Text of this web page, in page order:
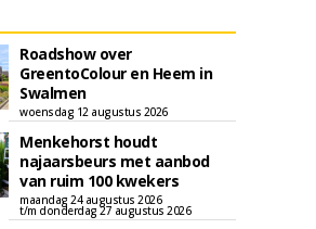
Roadshow over
GreentoColour en Heem in
Swalmen
woensdag 12 augustus 2026
Menkehorst houdt
najaarsbeurs met aanbod
van ruim 100 kwekers
maandag 24 augustus 2026
t/m donderdag 27 augustus 2026